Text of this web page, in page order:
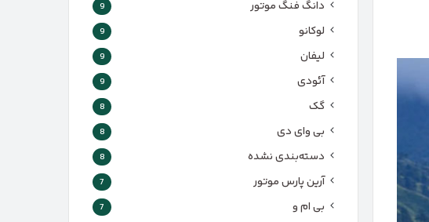
دانگ فنگ موتور 9
لوکانو 9
لیفان 9
آئودی 9
گک 8
بی وای دی 8
دسته‌بندی نشده 8
آرین پارس موتور 7
بی ام و 7